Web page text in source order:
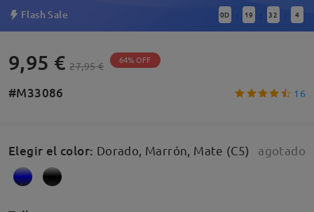
Flash Sale 0D : 19 : 32 : 4
9,95 € 27,95 € 64% OFF
#M33086 16
Elegir el color: Dorado, Marrón, Mate (C5) agotado